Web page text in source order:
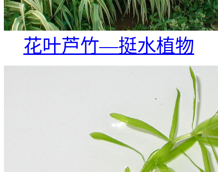
花叶芦竹—挺水植物